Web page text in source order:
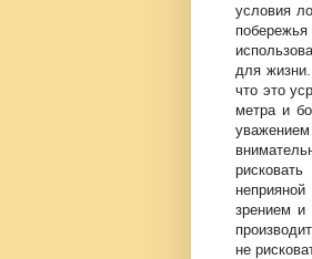
условия
для
что это
метра и
зрением и
не